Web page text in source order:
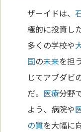
ザーイドは、
極的に投資し
多くの学校や
国の未来を担
じてアブダビ
だ。 医療分野
よう、病院や
の質を大幅に